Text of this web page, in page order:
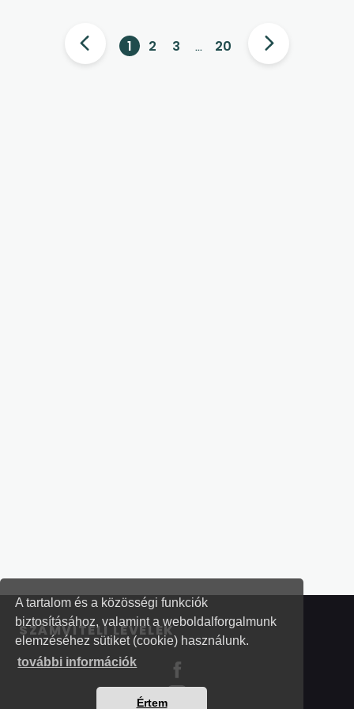
A tartalom és a közösségi funkciók
biztosításához, valamint a weboldalforgalmunk
elemzéséhez sütiket (cookie) használunk.
további információk
Értem
1 2 3 … 20
SZÁMVITELI LEVELEK